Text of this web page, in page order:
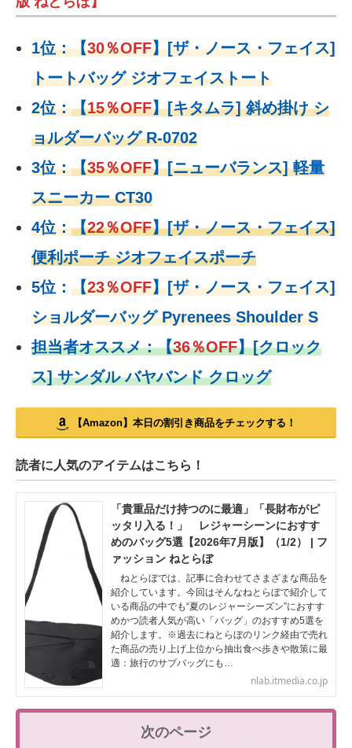
1位：【30％OFF】[ザ・ノース・フェイス]
トートバッグ ジオフェイストート
2位：【15％OFF】[キタムラ] 斜め掛け シ
ョルダーバッグ R-0702
3位：【35％OFF】[ニューバランス] 軽量
スニーカー CT30
4位：【22％OFF】[ザ・ノース・フェイス]
便利ポーチ ジオフェイスポーチ
5位： 【23％OFF】[ザ・ノース・フェイス]
ショルダーバッグ Pyrenees Shoulder S
担当者オススメ：【36％OFF】[クロック
ス] サンダル バヤバンド クロッグ
【Amazon】本日の割引き商品をチェックする！
読者に人気のアイテムはこちら！
「貴重品だけ持つのに最適」「長財布がピ
ッタリ入る！」 レジャーシーンにおすす
めのバッグ5選【2026年7月版】（1/2） | フ
ァッション ねとらぼ
ねとらぼでは、記事に合わせてさまざまな商品を
紹介しています。今回はそんなねとらぼで紹介して
いる商品の中でも“夏のレジャーシーズン”におすす
めかつ読者人気が高い「バッグ」のおすすめ5選を
紹介します。※過去にねとらぼのリンク経由で売れ
た商品の売り上げ上位から抽出食べ歩きや散策に最
適：旅行のサブバッグにも…
nlab.itmedia.co.jp